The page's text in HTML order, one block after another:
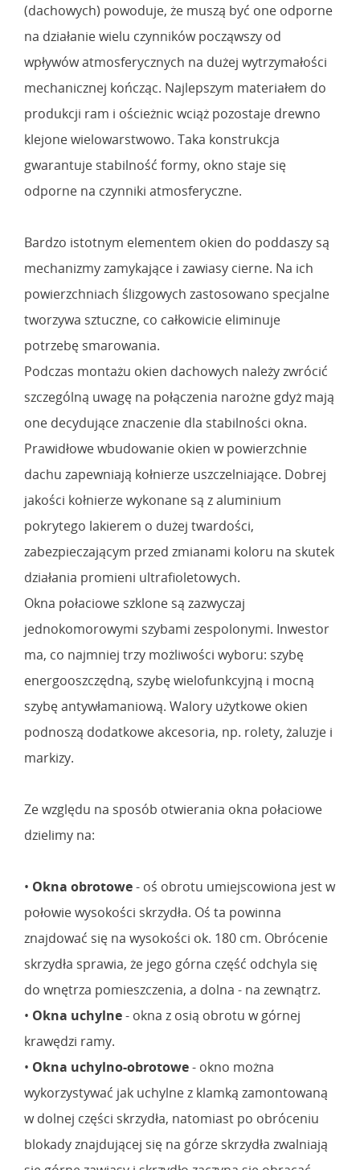
(dachowych) powoduje, że muszą być one odporne
na działanie wielu czynników począwszy od
wpływów atmosferycznych na dużej wytrzymałości
mechanicznej kończąc. Najlepszym materiałem do
produkcji ram i ościeżnic wciąż pozostaje drewno
klejone wielowarstwowo. Taka konstrukcja
gwarantuje stabilność formy, okno staje się
odporne na czynniki atmosferyczne.
Bardzo istotnym elementem okien do poddaszy są
mechanizmy zamykające i zawiasy cierne. Na ich
powierzchniach ślizgowych zastosowano specjalne
tworzywa sztuczne, co całkowicie eliminuje
potrzebę smarowania.
Podczas montażu okien dachowych należy zwrócić
szczególną uwagę na połączenia narożne gdyż mają
one decydujące znaczenie dla stabilności okna.
Prawidłowe wbudowanie okien w powierzchnie
dachu zapewniają kołnierze uszczelniające. Dobrej
jakości kołnierze wykonane są z aluminium
pokrytego lakierem o dużej twardości,
zabezpieczającym przed zmianami koloru na skutek
działania promieni ultrafioletowych.
Okna połaciowe szklone są zazwyczaj
jednokomorowymi szybami zespolonymi. Inwestor
ma, co najmniej trzy możliwości wyboru: szybę
energooszczędną, szybę wielofunkcyjną i mocną
szybę antywłamaniową. Walory użytkowe okien
podnoszą dodatkowe akcesoria, np. rolety, żaluzje i
markizy.
Ze względu na sposób otwierania okna połaciowe
dzielimy na:
• Okna obrotowe- oś obrotu umiejscowiona jest w
połowie wysokości skrzydła. Oś ta powinna
znajdować się na wysokości ok. 180 cm. Obrócenie
skrzydła sprawia, że jego górna część odchyla się
do wnętrza pomieszczenia, a dolna - na zewnątrz.
• Okna uchylne- okna z osią obrotu w górnej
krawędzi ramy.
• Okna uchylno-obrotowe- okno można
wykorzystywać jak uchylne z klamką zamontowaną
w dolnej części skrzydła, natomiast po obróceniu
blokady znajdującej się na górze skrzydła zwalniają